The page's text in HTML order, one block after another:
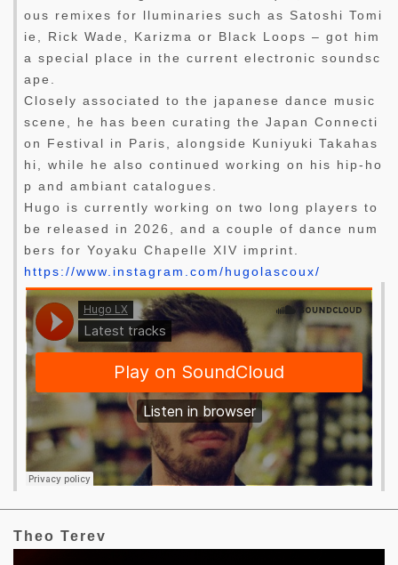
ous remixes for lluminaries such as Satoshi Tomi
ie, Rick Wade, Karizma or Black Loops – got him
a special place in the current electronic soundsc
ape.
Closely associated to the japanese dance music
scene, he has been curating the Japan Connecti
on Festival in Paris, alongside Kuniyuki Takahas
hi, while he also continued working on his hip-ho
p and ambiant catalogues.
Hugo is currently working on two long players to
be released in 2026, and a couple of dance num
bers for Yoyaku Chapelle XIV imprint.
https://www.instagram.com/hugolascoux/
Theo Terev